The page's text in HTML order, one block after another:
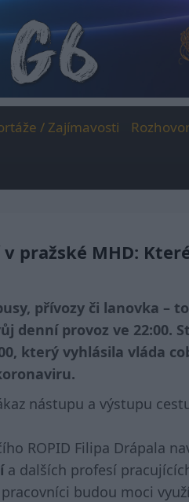
/ Zajímavosti
pražské MHD:
přívozy či lanovka –
denní provoz ve 22:00.
který vyhlásila vláda
ROPID Filipa Drápala
a dalších profesí
budou moci